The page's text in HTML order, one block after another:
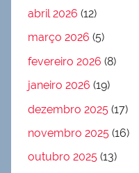
abril 2026 (12)
março 2026 (5)
fevereiro 2026 (8)
janeiro 2026 (19)
dezembro 2025 (17)
novembro 2025 (16)
outubro 2025 (13)